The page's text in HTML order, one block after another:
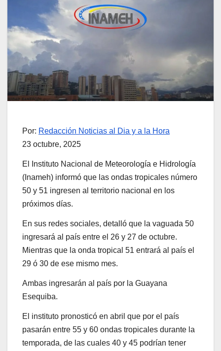
Por: Redacción Noticias al Dia y a la Hora
23 octubre, 2025
El Instituto Nacional de Meteorología e Hidrología
(Inameh) informó que las ondas tropicales número
50 y 51 ingresen al territorio nacional en los
próximos días.
En sus redes sociales, detalló que la vaguada 50
ingresará al país entre el 26 y 27 de octubre.
Mientras que la onda tropical 51 entrará al país el
29 ó 30 de ese mismo mes.
Ambas ingresarán al país por la Guayana
Esequiba.
El instituto pronosticó en abril que por el país
pasarán entre 55 y 60 ondas tropicales durante la
temporada, de las cuales 40 y 45 podrían tener